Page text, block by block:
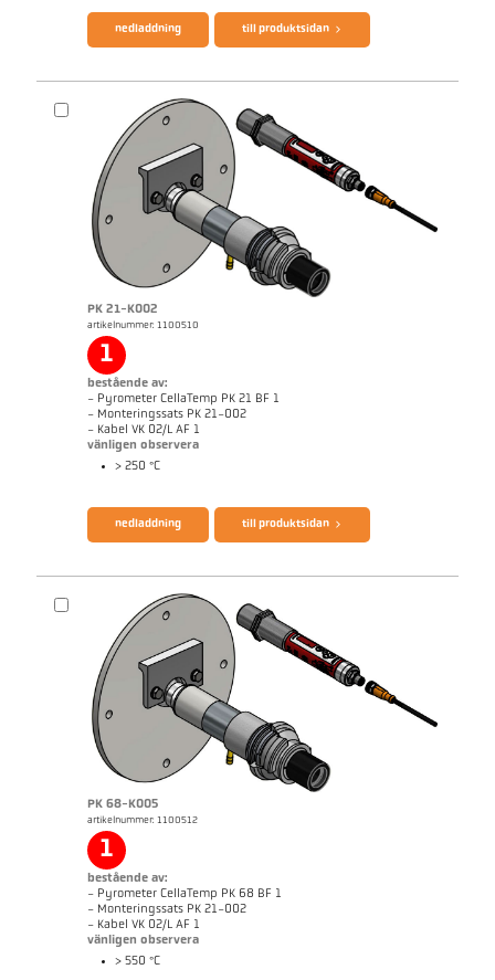
nedladdning till produktsidan
PK 21-K002
artikelnummer: 1100510
1
bestående av:
- Pyrometer CellaTemp PK 21 BF 1
- Monteringssats PK 21-002
- Kabel VK 02/L AF 1
vänligen observera
> 250 °C
nedladdning till produktsidan
PK 68-K005
artikelnummer: 1100512
1
bestående av:
- Pyrometer CellaTemp PK 68 BF 1
- Monteringssats PK 21-002
- Kabel VK 02/L AF 1
vänligen observera
> 550 °C